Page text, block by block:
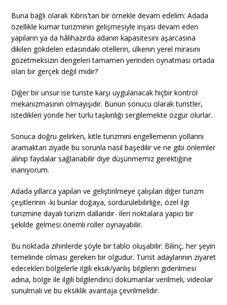
Buna bağlı olarak Kıbrıs’tan bir örnekle devam edelim: Adada
özellikle kumar turizminin gelişmesiyle inşası devam eden
yapıların ya da hâlihazırda adanın kapasitesini aşarcasına
dikilen gökdelen edasındaki otellerin, ülkenin yerel mirasını
gözetmeksizin dengeleri tamamen yerinden oynatması ortada
olan bir gerçek değil midir?
Diğer bir unsur ise turiste karşı uygulanacak hiçbir kontrol
mekanizmasının olmayışıdır. Bunun sonucu olarak turistler,
istedikleri yönde her türlü taşkınlığı sergilemekte özgür olurlar.
Sonuca doğru gelirken, kitle turizmini engellemenin yollarını
aramaktan ziyade bu sorunla nasıl başedilir ve ne gibi önlemler
alınıp faydalar sağlanabilir diye düşünmemiz gerektiğine
inanıyorum.
Adada yıllarca yapılan ve geliştirilmeye çalışılan diğer turizm
çeşitlerinin -ki bunlar doğaya, sürdürülebilirliğe, özel ilgi
turizmine dayalı turizm dallarıdır- ileri noktalara yapıcı bir
şekilde gelmesi önemli roller oynayabilir.
Bu noktada zihinlerde şöyle bir tablo oluşabilir: Bilinç, her şeyin
temelinde olması gereken bir olgudur. Turist adaylarının ziyaret
edecekleri bölgelerle ilgili eksik/yanlış bilgilerin giderilmesi
adına, bölge ile ilgili bilgilendirici dokümanlar verilmeli, videolar
sunulmalı ve bu eksiklik avantaja çevrilmelidir.